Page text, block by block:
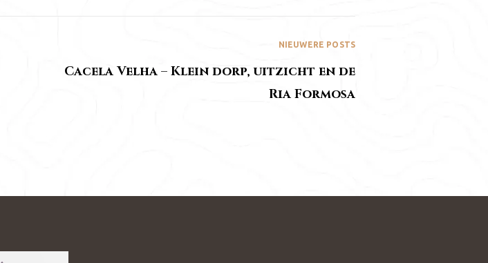
NIEUWERE POSTS
Cacela Velha – Klein dorp, uitzicht en de
Ria Formosa